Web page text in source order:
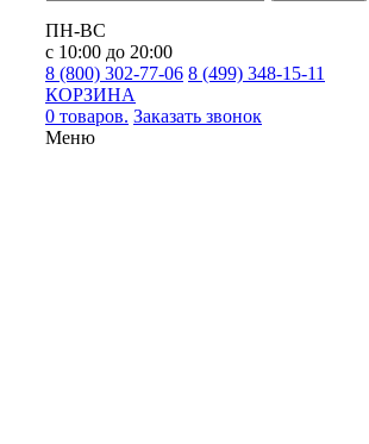
ПН-ВС
с 10:00 до 20:00
8 (800) 302-77-06 8 (499) 348-15-11
КОРЗИНА
0 товаров. Заказать звонок
Меню